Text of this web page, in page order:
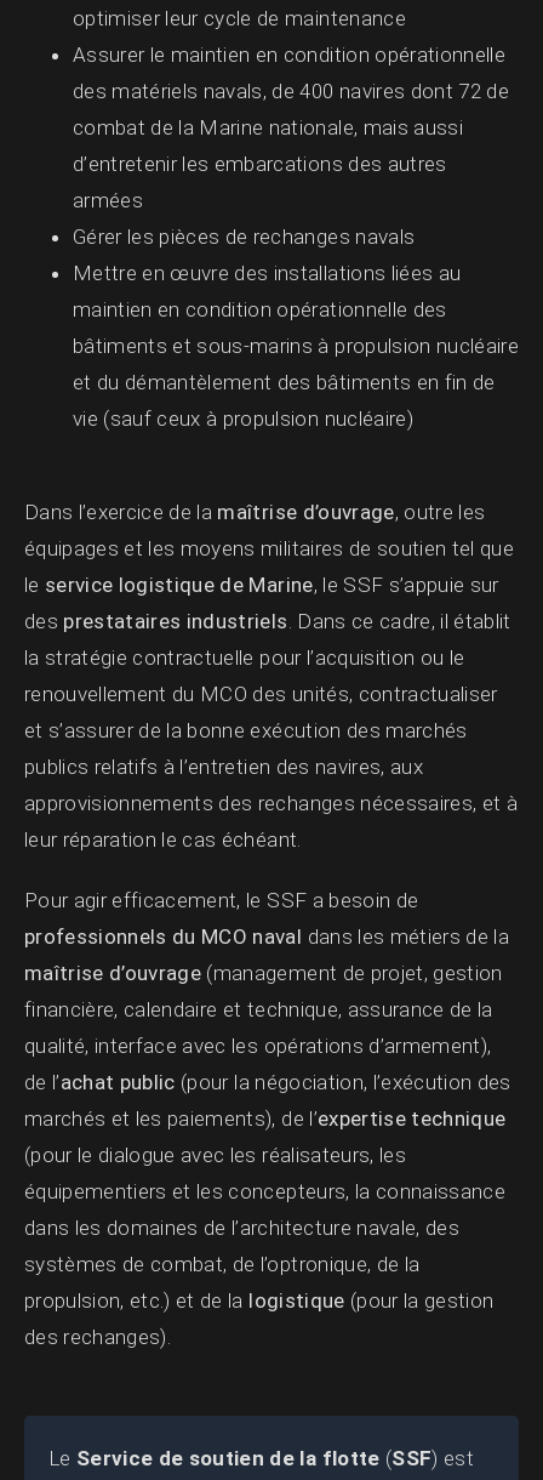
optimiser leur cycle de maintenance
Assurer le maintien en condition opérationnelle
des matériels navals, de 400 navires dont 72 de
combat de la Marine nationale, mais aussi
d’entretenir les embarcations des autres
armées
Gérer les pièces de rechanges navals
Mettre en œuvre des installations liées au
maintien en condition opérationnelle des
bâtiments et sous-marins à propulsion nucléaire
et du démantèlement des bâtiments en fin de
vie (sauf ceux à propulsion nucléaire)
Dans l’exercice de la maîtrise d’ouvrage, outre les
équipages et les moyens militaires de soutien tel que
le service logistique de Marine, le SSF s’appuie sur
des prestataires industriels . Dans ce cadre, il établit
la stratégie contractuelle pour l’acquisition ou le
renouvellement du MCO des unités, contractualiser
et s’assurer de la bonne exécution des marchés
publics relatifs à l’entretien des navires, aux
approvisionnements des rechanges nécessaires, et à
leur réparation le cas échéant.
Pour agir efficacement, le SSF a besoin de
professionnels du MCO naval dans les métiers de la
maîtrise d’ouvrage (management de projet, gestion
financière, calendaire et technique, assurance de la
qualité, interface avec les opérations d’armement),
de l’achat public (pour la négociation, l’exécution des
marchés et les paiements), de l’expertise technique
(pour le dialogue avec les réalisateurs, les
équipementiers et les concepteurs, la connaissance
dans les domaines de l’architecture navale, des
systèmes de combat, de l’optronique, de la
propulsion, etc.) et de la logistique (pour la gestion
des rechanges).
Le Service de soutien de la flotte (SSF) est